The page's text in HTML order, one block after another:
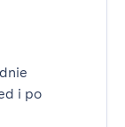
i po